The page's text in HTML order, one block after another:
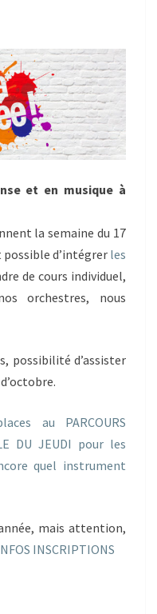
et en musique à
la semaine du 17
possible d’intégrer les
de cours individuel,
orchestres, nous
possibilité d’assister
au PARCOURS
DU JEUDI pour les
quel instrument
mais attention,
INSCRIPTIONS